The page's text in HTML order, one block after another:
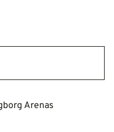
Arenas